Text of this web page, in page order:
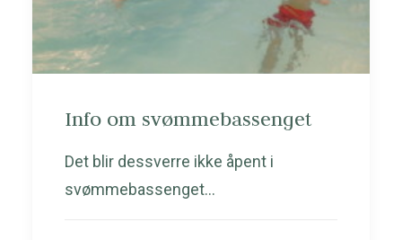
Info om svømmebassenget
Det blir dessverre ikke åpent i
svømmebassenget…